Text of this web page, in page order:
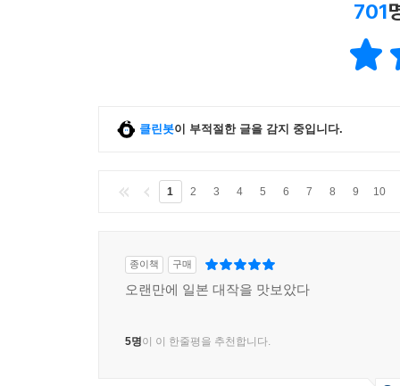
701
클린봇이 부적절한 글을 감지 중입니다.
1 2 3 4 5 6 7 8 9 10
종이책 구매
오랜만에 일본 대작을 맛보았다
5명이 이 한줄평을 추천합니다.